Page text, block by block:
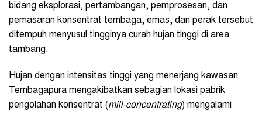
bidang eksplorasi, pertambangan, pemprosesan, dan
pemasaran konsentrat tembaga, emas, dan perak tersebut
ditempuh menyusul tingginya curah hujan tinggi di area
tambang.
Hujan dengan intensitas tinggi yang menerjang kawasan
Tembagapura mengakibatkan sebagian lokasi pabrik
pengolahan konsentrat (mill-concentrating) mengalami